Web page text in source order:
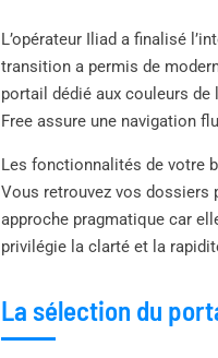
L’opérateur Iliad a finalisé
transition a permis de
portail dédié aux couleurs
Free assure une navigation
Les fonctionnalités de votre
Vous retrouvez vos dossiers
approche pragmatique car
privilégie la clarté et la
La sélection du